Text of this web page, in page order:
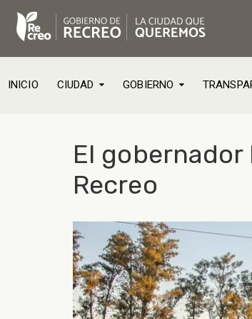
INICIO CIUDAD GOBIERNO
El
Recreo